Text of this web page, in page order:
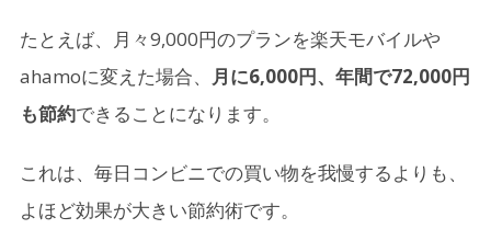
たとえば、月々9,000円のプランを楽天モバイルや
ahamoに変えた場合、 月に6,000円、年間で72,000円
も節約できることになります。
これは、毎日コンビニでの買い物を我慢するよりも、
よほど効果が大きい節約術です。